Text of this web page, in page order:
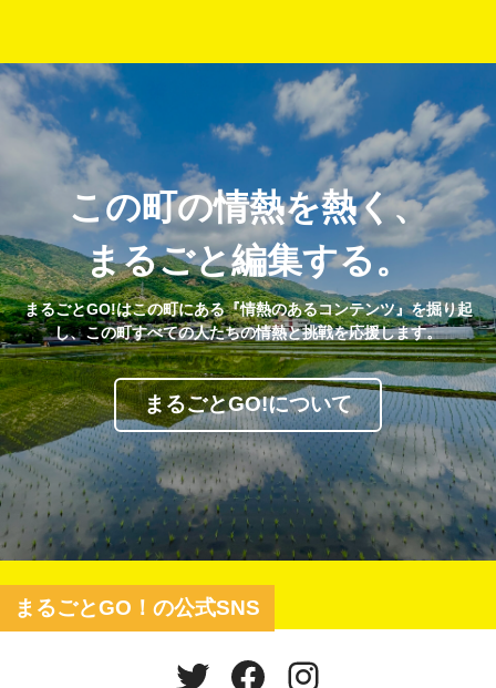
この町の情熱を熱く、
まるごと編集する。
まるごとGO!はこの町にある『情熱のあるコンテンツ』を掘り起
し、この町すべての人たちの情熱と挑戦を応援します。
まるごとGO!について
まるごとGO！の公式SNS